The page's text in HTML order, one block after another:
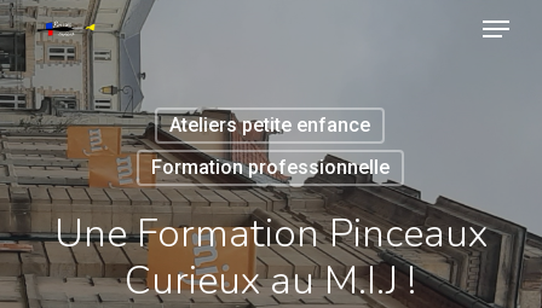
Skip
to
main
content
Menu
Ateliers petite enfance
Formation professionnelle
Une Formation Pinceaux
Curieux au M.I.J !